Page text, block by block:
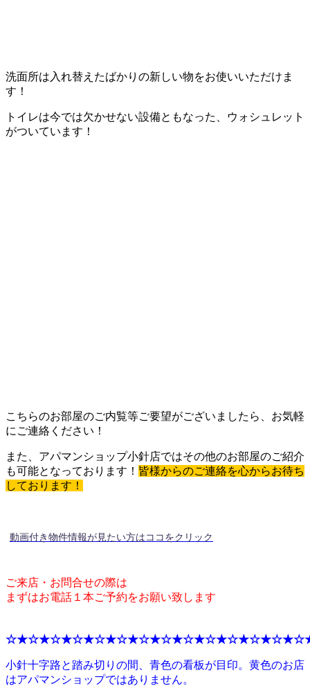
洗面所は入れ替えたばかりの新しい物をお使いいただけま
す！
トイレは今では欠かせない設備ともなった、ウォシュレット
がついています！
こちらのお部屋のご内覧等ご要望がございましたら、お気軽
にご連絡ください！
また、アパマンショップ小針店ではその他のお部屋のご紹介
も可能となっております！ 皆様からのご連絡を心からお待ち
しております！
動画付き物件情報が見たい方はココをクリック
ご来店・お問合せの際は
まずはお電話１本ご予約をお願い致します
小針十字路と踏み切りの間、青色の看板が目印。黄色のお店
はアパマンショップではありません。